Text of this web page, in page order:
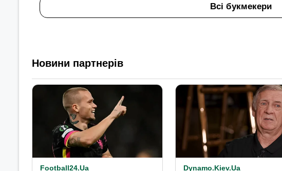
Всі букмекери